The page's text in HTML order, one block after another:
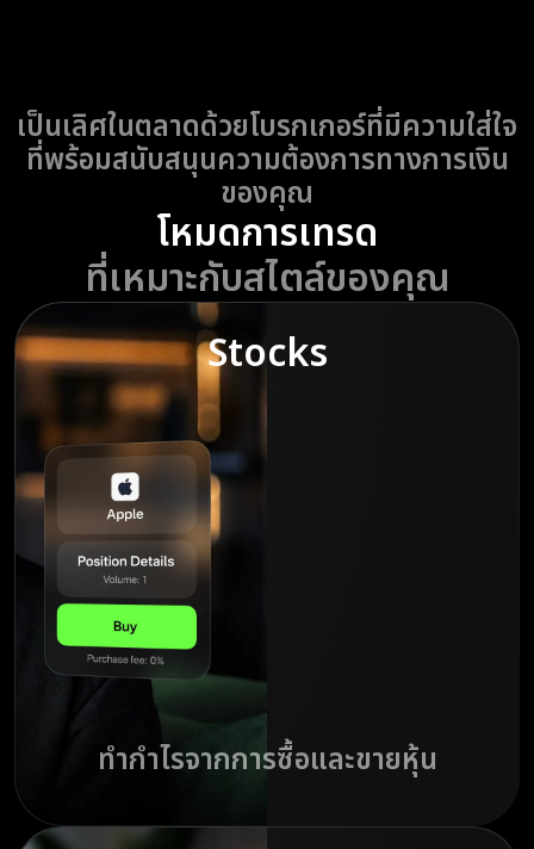
เป็นเลิศในตลาดด้วยโบรกเกอร์ที่มีความใส่ใจ
ที่พร้อมสนับสนุนความต้องการทางการเงิน
ของคุณ
โหมดการเทรด
ที่เหมาะกับสไตล์ของคุณ
Stocks
ทำกำไรจากการซื้อและขายหุ้น